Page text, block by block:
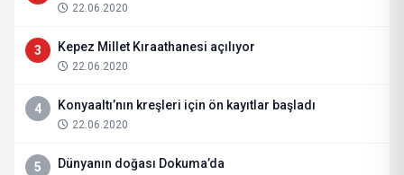
22.06.2020
3 Kepez Millet Kıraathanesi açılıyor
22.06.2020
4 Konyaaltı’nın kreşleri için ön kayıtlar başladı
22.06.2020
5 Dünyanın doğası Dokuma’da